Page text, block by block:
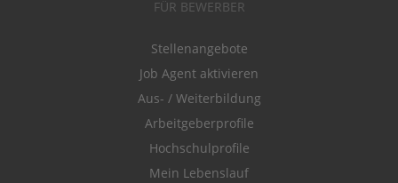
FÜR BEWERBER
Stellenangebote
Job Agent aktivieren
Aus- / Weiterbildung
Arbeitgeberprofile
Hochschulprofile
Mein Lebenslauf